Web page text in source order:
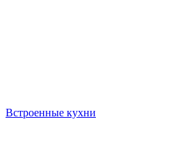
Встроенные кухни